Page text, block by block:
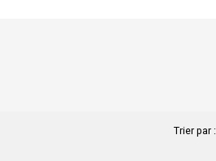
Trier par :